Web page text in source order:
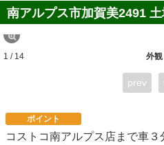
南アルプス市加賀美2491
外観
1 / 14
prev
ポイント
コストコ南アルプス店まで車３